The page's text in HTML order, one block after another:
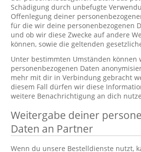
Schädigung durch unbefugte
Offenlegung deiner
für die wir deine personenbezogenen
und ob wir diese Zwecke auf andere
können, sowie die geltenden
Unter bestimmten Umständen können
personenbezogenen Daten
mehr mit dir in Verbindung gebracht
diesem Fall dürfen wir diese
weitere Benachrichtigung an dich
Weitergabe deiner
Daten an Partner
Wenn du unsere Bestelldienste nutzt,